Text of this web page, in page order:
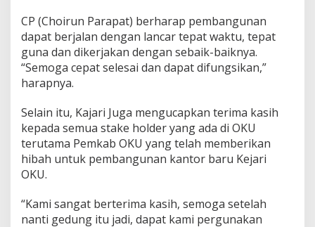
CP (Choirun Parapat) berharap pembangunan
dapat berjalan dengan lancar tepat waktu, tepat
guna dan dikerjakan dengan sebaik-baiknya.
“Semoga cepat selesai dan dapat difungsikan,”
harapnya.
Selain itu, Kajari Juga mengucapkan terima kasih
kepada semua stake holder yang ada di OKU
terutama Pemkab OKU yang telah memberikan
hibah untuk pembangunan kantor baru Kejari
OKU.
“Kami sangat berterima kasih, semoga setelah
nanti gedung itu jadi, dapat kami pergunakan